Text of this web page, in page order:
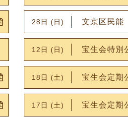
28日 (日) 文京区民能
12日 (日) 宝生会特別
18日 (土) 宝生会定期
17日 (土) 宝生会定期